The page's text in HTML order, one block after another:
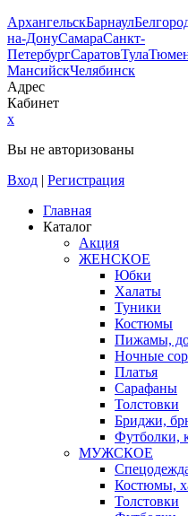
АрхангельскБарнаул
на-ДонуСамараСанкт-
ПетербургСаратовТула
МансийскЧелябинск
Адрес
Кабинет
x
Вы не авторизованы
Вход | Регистрация
Главная
Каталог
Акция
ЖЕНСКОЕ
Юбки
Халаты
Туники
Костюмы
Пижамы,
Ночные
Платья
Сарафаны
Толстовки
Бриджи,
Футболки,
МУЖСКОЕ
Костюмы,
Толстовки